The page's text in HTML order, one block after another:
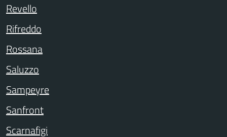
Revello
Rifreddo
Rossana
Saluzzo
Sampeyre
Sanfront
Scarnafigi